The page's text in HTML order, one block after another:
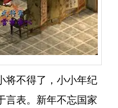
将不得了，小小年纪
言表。新年不忘国家